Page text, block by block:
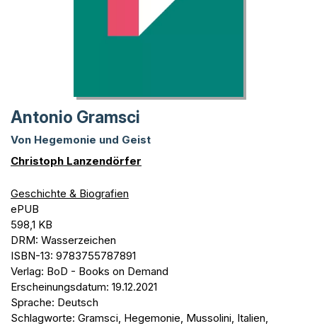
Antonio Gramsci
Von Hegemonie und Geist
Christoph Lanzendörfer
Geschichte & Biografien
ePUB
598,1 KB
DRM: Wasserzeichen
ISBN-13: 9783755787891
Verlag: BoD - Books on Demand
Erscheinungsdatum: 19.12.2021
Sprache: Deutsch
Schlagworte: Gramsci, Hegemonie, Mussolini, Italien,